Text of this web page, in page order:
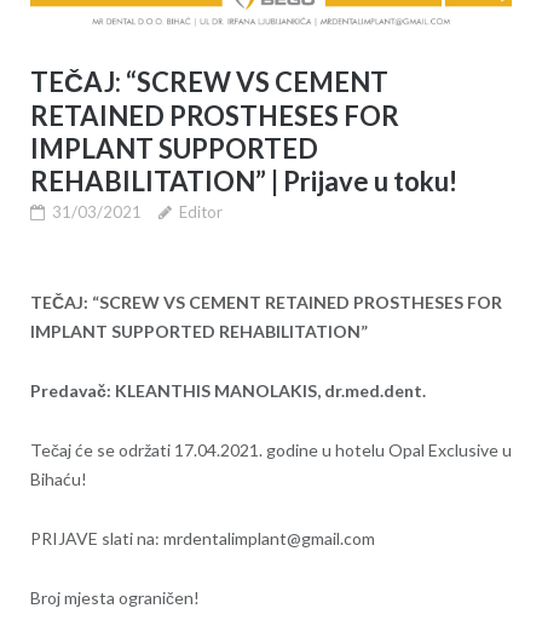
TEČAJ: “SCREW VS CEMENT
RETAINED PROSTHESES FOR
IMPLANT SUPPORTED
REHABILITATION” | Prijave u toku!
31/03/2021 Editor
TEČAJ: “SCREW VS CEMENT RETAINED PROSTHESES FOR
IMPLANT SUPPORTED REHABILITATION”
Predavač: KLEANTHIS MANOLAKIS, dr.med.dent.
Tečaj će se održati 17.04.2021. godine u hotelu Opal Exclusive u
Bihaću!
PRIJAVE slati na: mrdentalimplant@gmail.com
Broj mjesta ograničen!